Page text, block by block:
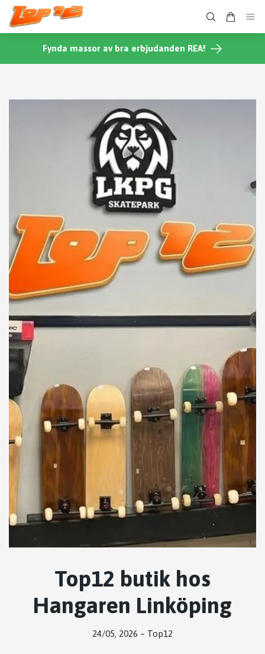
Fynda massor av bra erbjudanden REA!
Top12 butik hos
Hangaren Linköping
24/05, 2026 – Top12